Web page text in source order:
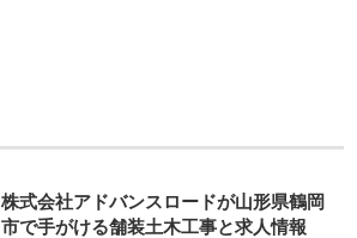
株式会社アドバンスロードが山形県鶴岡
市で手がける舗装土木工事と求人情報